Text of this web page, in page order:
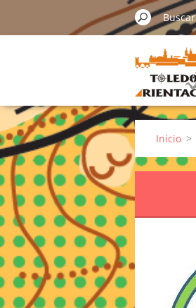
Inicio >